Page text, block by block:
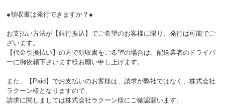
●領収書は発行できますか？●
お支払い方法が【銀行振込】でご希望のお客様に限り、発行は可能でご
ざいます。
【代金引換払い】の方で領収書をご希望の場合は、配送業者のドライバ
ーに御依頼下さいます様お願い申し上げます。
また、【Paid】でお支払いのお客様は、請求が弊社ではなく、株式会社
ラクーン様となりますので、
請求に関しましては株式会社ラクーン様にご確認願います。